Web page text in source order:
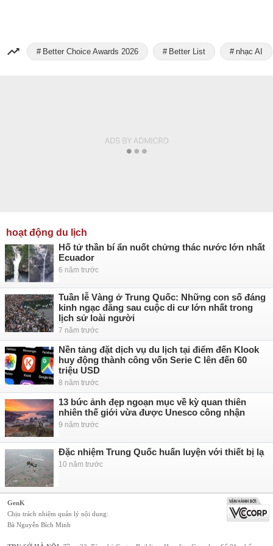
Better Choice Awards 2026 Better List nhạc AI
hoạt động du lịch
Hố tử thần bí ẩn nuốt chửng thác nước lớn nhất
Ecuador
6 năm trước
Tuần lễ Vàng ở Trung Quốc: Những con số đáng
kinh ngạc đằng sau cuộc di cư lớn nhất trong
lịch sử loài người
7 năm trước
Nền tảng đặt dịch vụ du lịch tại điểm đến Klook
huy động thành công vốn Serie C lên đến 60
triệu USD
8 năm trước
13 bức ảnh đẹp ngoạn mục về kỳ quan thiên
nhiên thế giới vừa được Unesco công nhận
9 năm trước
Đặc nhiệm Trung Quốc huấn luyện với thiết bị lạ
10 năm trước
GenK
Chịu trách nhiệm quản lý nội dung:
Bà Nguyễn Bích Minh